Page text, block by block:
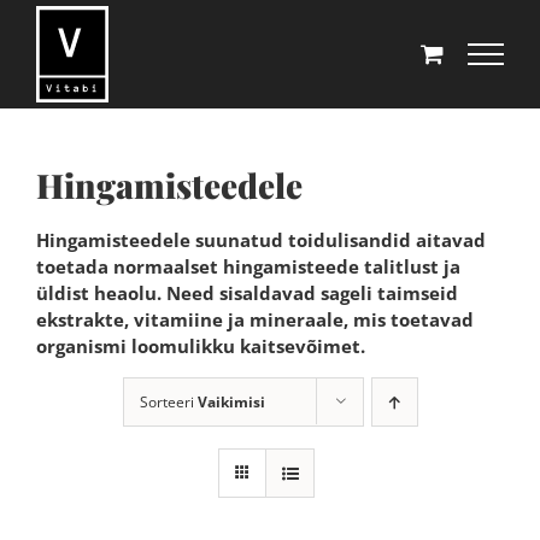
Hingamisteedele
Hingamisteedele suunatud toidulisandid aitavad
toetada normaalset hingamisteede talitlust ja
üldist heaolu. Need sisaldavad sageli taimseid
ekstrakte, vitamiine ja mineraale, mis toetavad
organismi loomulikku kaitsevõimet.
Sorteeri Vaikimisi